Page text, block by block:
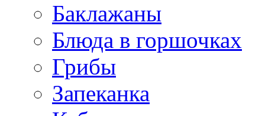
Баклажаны
Блюда в горшочках
Грибы
Запеканка